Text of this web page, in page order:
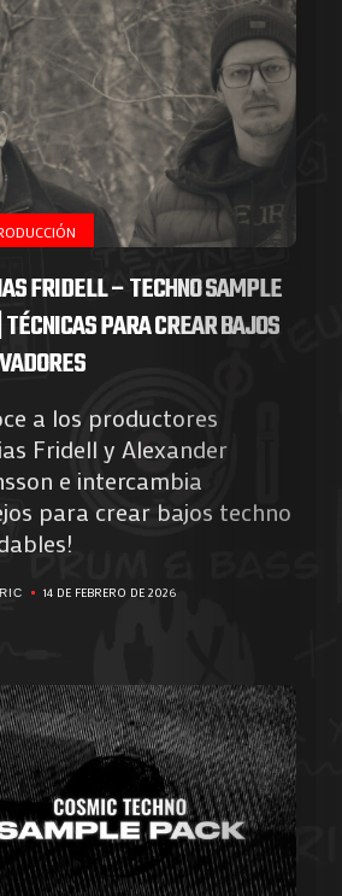
FRIDELL – TECHNO SAMPLE
PARA CREAR BAJOS
a los productores
Fridell y Alexander
e intercambia
para crear bajos techno
14 DE FEBRERO DE 2026